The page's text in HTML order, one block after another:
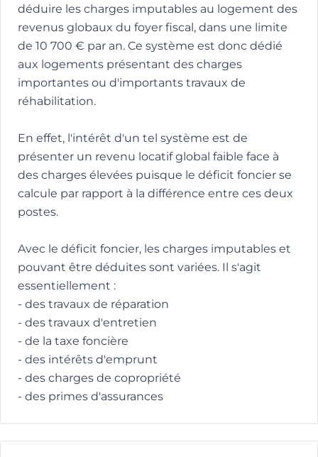
déduire les charges imputables au logement des
revenus globaux du foyer fiscal, dans une limite
de 10 700 € par an. Ce système est donc dédié
aux logements présentant des charges
importantes ou d'importants travaux de
réhabilitation.
En effet, l'intérêt d'un tel système est de
présenter un revenu locatif global faible face à
des charges élevées puisque le déficit foncier se
calcule par rapport à la différence entre ces deux
postes.
Avec le déficit foncier, les charges imputables et
pouvant être déduites sont variées. Il s'agit
essentiellement :
- des travaux de réparation
- des travaux d'entretien
- de la taxe foncière
- des intérêts d'emprunt
- des charges de copropriété
- des primes d'assurances